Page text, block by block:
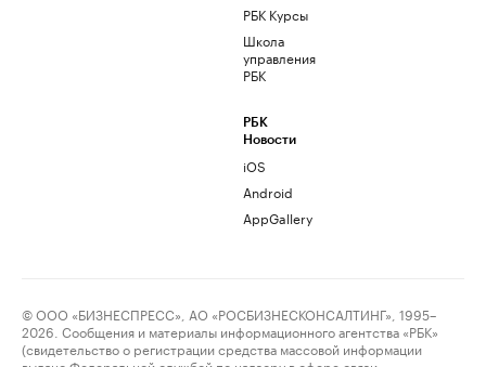
РБК Курсы
Школа
управления
РБК
РБК
Новости
iOS
Android
AppGallery
© ООО «БИЗНЕСПРЕСС», АО «РОСБИЗНЕСКОНСАЛТИНГ», 1995–
2026. Сообщения и материалы информационного агентства «РБК»
(свидетельство о регистрации средства массовой информации